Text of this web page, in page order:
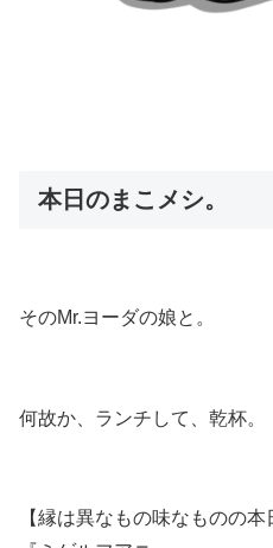
本日のまこメシ。
そのMr.ヨーダの娘と。
何故か、ランチして、乾杯。
【縁は異なもの味なものの